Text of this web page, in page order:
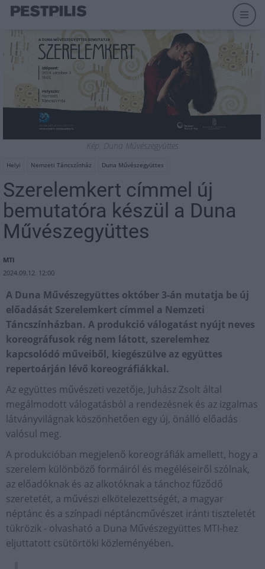
Kép: Duna Művészegyüttes
Helyi Nemzeti Táncszínház Duna Művészegyüttes
Szerelemkert címmel új
bemutatóra készül a Duna
Művészegyüttes
MTI
2024.09.12. 12:00
A Duna Művészegyüttes október 3-án mutatja be új
előadását Szerelemkert címmel a Nemzeti
Táncszínházban. A produkció válogatást nyújt neves
koreográfusok rég nem látott, szerelemhez
kapcsolódó műveiből, kiegészülve az együttes
repertoárján lévő koreográfiákkal.
Az együttes művészeti vezetője, Juhász Zsolt által
megálmodott válogatásból a rendezésnek és az izgalmas
látványvilágnak köszönhetően egy új, önálló előadás
valósul meg.
A produkcióban megjelenő koreográfiák amellett, hogy a
szerelem különböző formáiról és megéléseiről szólnak,
az előadóknak és az alkotóknak a tánchoz fűződő
szeretetét, a művészi elkötelezettségét, a magyar
néptánc és a színpadi néptáncművészet iránti tiszteletét
tükrözik - olvasható a Duna Művészegyüttes MTI-hez
eljuttatott csütörtöki közleményében.